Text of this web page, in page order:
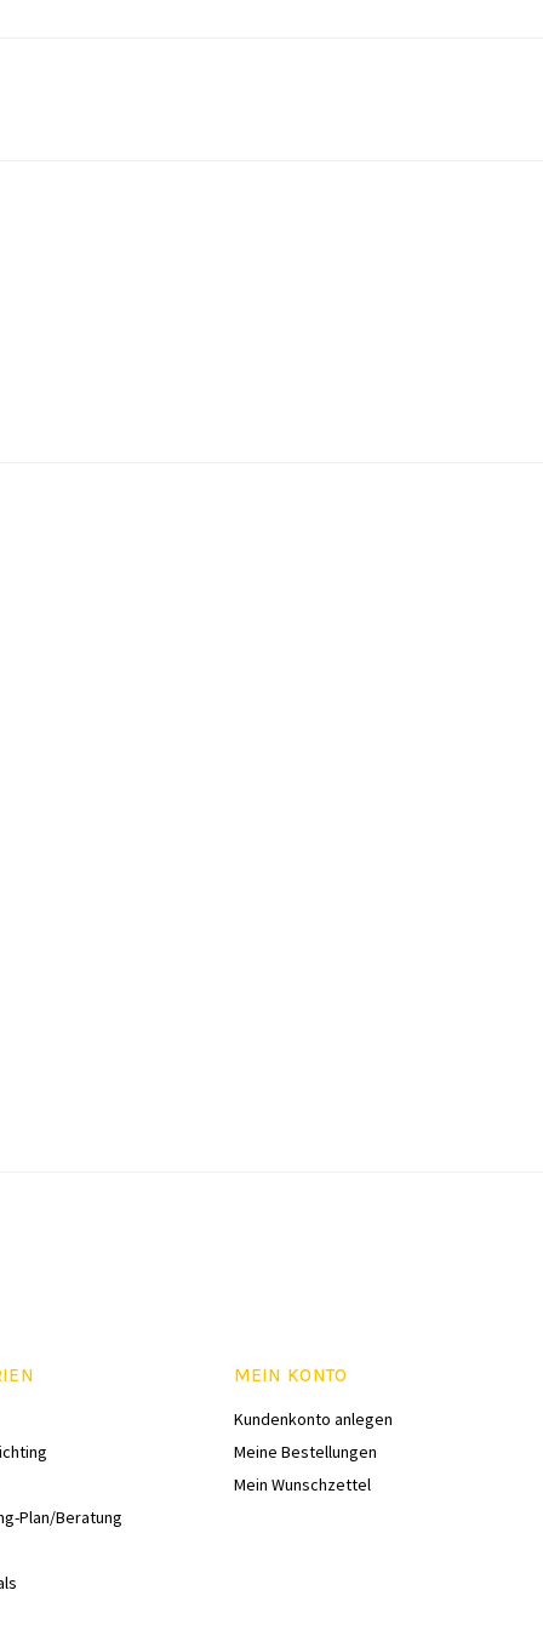
Plan/Beratung
MEIN KONTO
Kundenkonto anlegen
Meine Bestellungen
Mein Wunschzettel